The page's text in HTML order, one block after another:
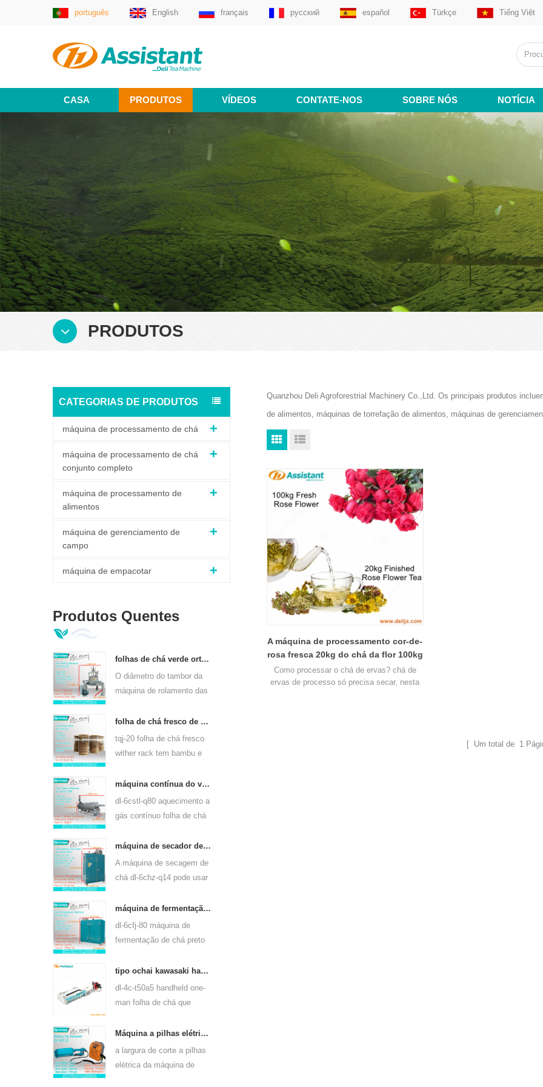
português English français русский español Türkçe Tiếng Việt
CASA PRODUTOS VÍDEOS CONTATE-NOS SOBRE NÓS NOTÍCIA
PRODUTOS
CATEGORIAS DE PRODUTOS
máquina de processamento de chá
máquina de processamento de chá
conjunto completo
máquina de processamento de
alimentos
máquina de gerenciamento de
campo
máquina de empacotar
Produtos Quentes
folhas de chá verde ortodoxo máquina de rolamento 6crt-55
O diâmetro do tambor da
máquina de rolamento das
55 é 550mm, altura
400mm, produtividade é
75kg / h
folha de chá fresco de bambu wither rack tqj-20
tqj-20 folha de chá fresco
wither rack tem bambu e
pode usar para todos os
tipos de chá.
máquina contínua do vapor da folha do chá do aquecimento de gás para tipos do chá 6cstl-q80
dl-6cstl-q80 aquecimento a
gás contínuo folha de chá
usar para muitos tipos de
chá, tais como chá verde,
chá oolong e outros.
máquina de secador de folhas de chá verde a gás e aquecimento elétrico 6chz-q14
A máquina de secagem de
chá dl-6chz-q14 pode usar
elétrico, pode secar todos
os tipos de chá, como chá
verde, chá preto, chá
máquina de fermentação de chá preto inteligente 6cfj-80
dl-6cfj-80 máquina de
fermentação de chá preto
o processamento de chá
preto, deixe fermentar chá
preto melhor.
tipo ochai kawasaki handheld one-man folha de chá que arranca a máquina de colheita 4c-t50a5
dl-4c-t50a5 handheld one-
man folha de chá que
da máquina é 450mm,
500mm, 600mm, use o
motor a gasolina huasheng
Máquina a pilhas elétrica 4cd-35 do chá da folha de chá da largura do corte de 350mm que arranca
a largura de corte a pilhas
elétrica da máquina de
Quanzhou Deli Agroforestrial Machinery Co.,Ltd. Os principais produtos
de alimentos, máquinas de torrefação de alimentos, máquinas de
A máquina de processamento cor-de-
rosa fresca 20kg do chá da flor 100kg
terminou a produção de secagem do
chá cor-de-rosa
Como processar o chá de ervas? chá de
ervas de processo só precisa secar, nesta
[ Um total de 1